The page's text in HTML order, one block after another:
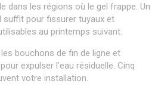
dans les régions où le gel frappe. Un
suffit pour fissurer tuyaux et
au printemps suivant.
bouchons de fin de ligne et
expulser l’eau résiduelle. Cinq
votre installation.